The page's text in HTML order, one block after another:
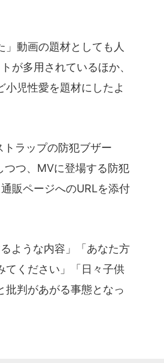
動画の題材としても人
が多用されているほか、
児性愛を題材にしたよ
ラップの防犯ブザー
つ、MVに登場する防犯
販ページへのURLを添付
ような内容」「あなた方
てください」「日々子供
批判があがる事態となっ